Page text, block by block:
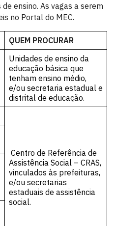
ensino. As vagas a serem
no Portal do MEC.
QUEM PROCURAR
Unidades de ensino da
educação básica que
tenham ensino médio,
e/ou secretaria estadual e
distrital de educação.
Centro de Referência de
Assistência Social – CRAS,
vinculados às prefeituras,
e/ou secretarias
estaduais de assistência
social.